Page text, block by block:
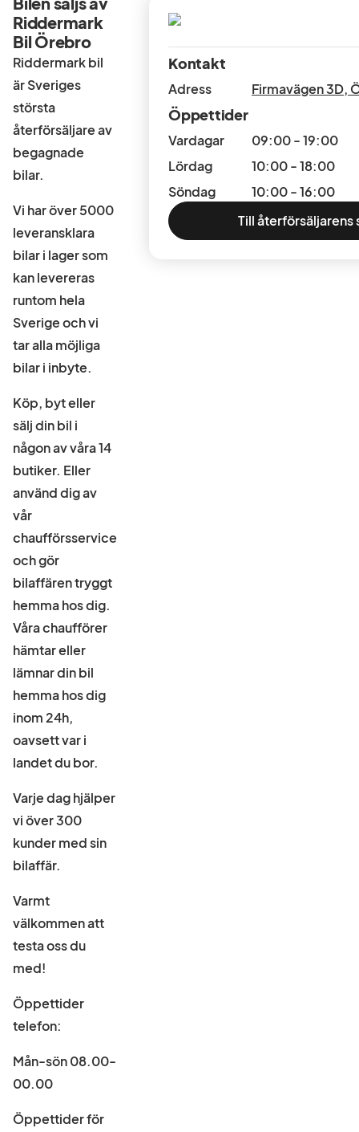
Riddermark
Bil Örebro
Riddermark bil
är Sveriges
största
återförsäljare av
begagnade
bilar.
Vi har över 5000
leveransklara
bilar i lager som
kan levereras
runtom hela
Sverige och vi
tar alla möjliga
bilar i inbyte.
Köp, byt eller
sälj din bil i
någon av våra 14
butiker. Eller
använd dig av
vår
chaufförsservice
och gör
bilaffären tryggt
hemma hos dig.
Våra chaufförer
hämtar eller
lämnar din bil
hemma hos dig
inom 24h,
oavsett var i
landet du bor.
Varje dag hjälper
vi över 300
kunder med sin
bilaffär.
Varmt
välkommen att
testa oss du
med!
Öppettider
telefon:
Mån-sön 08.00-
00.00
Öppettider för
Kontakt
Adress Firmavägen 3D,
Öppettider
Vardagar
09:00 - 19:00
Lördag
10:00 - 18:00
Söndag
10:00 - 16:00
Till återförsäljarens